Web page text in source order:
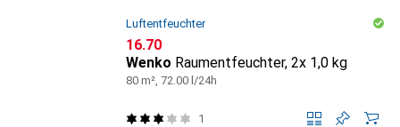
Luftentfeuchter
CHF
16.70
Wenko Raumentfeuchter, 2x 1,0 kg
80 m², 72.00 l/24h
1